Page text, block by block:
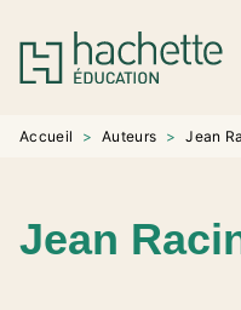
MENU RECHERCHE
PIED DE PAGE
Accueil > Auteurs > Jean
Jean